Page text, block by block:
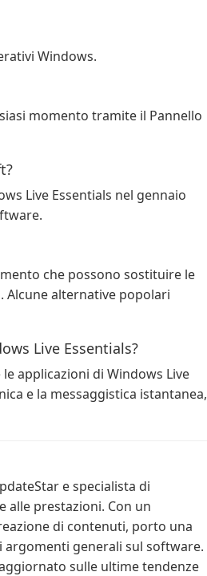
Windows.
momento tramite il Pannello
Live Essentials nel gennaio
che possono sostituire le
Alcune alternative popolari
Live Essentials?
applicazioni di Windows Live
e la messaggistica istantanea,
e specialista di
alle prestazioni. Con un
di contenuti, porto una
argomenti generali sul software.
sulle ultime tendenze